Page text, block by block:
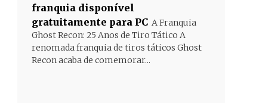
franquia disponível
gratuitamente para PC A Franquia
Ghost Recon: 25 Anos de Tiro Tático A
renomada franquia de tiros táticos Ghost
Recon acaba de comemorar...